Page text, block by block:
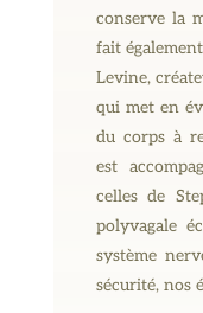
conserve la
fait
Levine,
qui met en
du corps à
est
celles de
polyvagale
système
sécurité, nos